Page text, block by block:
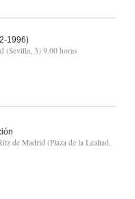
1996)
(Sevilla, 3) 9.00 horas
de Madrid (Plaza de la Lealtad,